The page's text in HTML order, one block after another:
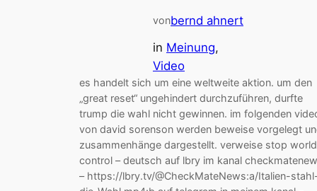
vonbernd ahnert
in Meinung
Video
es handelt sich um eine weltweite aktion. um den
„great reset“ ungehindert durchzuführen, durfte
trump die wahl nicht gewinnen. im folgenden
von david sorenson werden beweise vorgelegt
zusammenhänge dargestellt. verweise stop world
control – deutsch auf lbry im kanal
– https://lbry.tv/@CheckMateNews:a/Italien-